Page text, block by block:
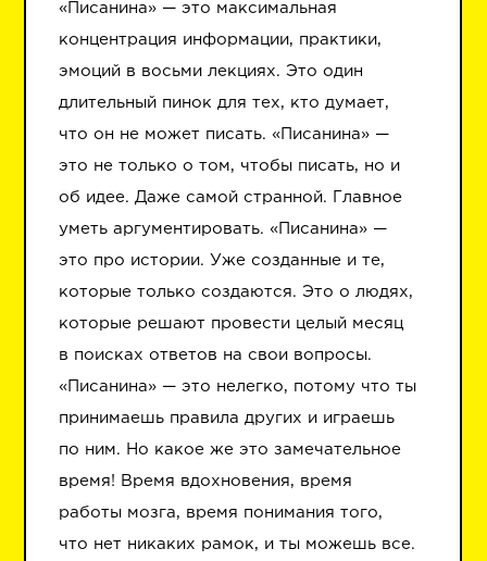
«Писанина» — это максимальная
концентрация информации, практики,
эмоций в восьми лекциях. Это один
длительный пинок для тех, кто думает,
что он не может писать. «Писанина» —
это не только о том, чтобы писать, но и
об идее. Даже самой странной. Главное
уметь аргументировать. «Писанина» —
это про истории. Уже созданные и те,
которые только создаются. Это о людях,
которые решают провести целый месяц
в поисках ответов на свои вопросы.
«Писанина» — это нелегко, потому что ты
принимаешь правила других и играешь
по ним. Но какое же это замечательное
время! Время вдохновения, время
работы мозга, время понимания того,
что нет никаких рамок, и ты можешь все.